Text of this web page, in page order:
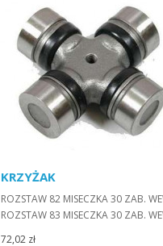
KRZYŻAK
ROZSTAW 82 MISECZKA 30 ZAB.
ROZSTAW 83 MISECZKA 30 ZAB.
72,02 zł